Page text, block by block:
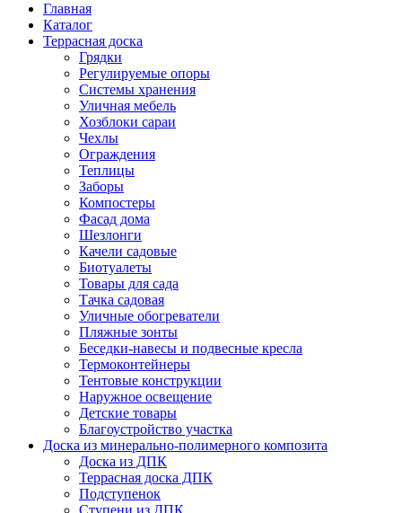
Главная
Каталог
Террасная доска
Грядки
Регулируемые опоры
Системы хранения
Уличная мебель
Хозблоки сараи
Чехлы
Ограждения
Теплицы
Заборы
Компостеры
Фасад дома
Шезлонги
Качели садовые
Биотуалеты
Товары для сада
Тачка садовая
Уличные обогреватели
Пляжные зонты
Беседки-навесы и подвесные кресла
Термоконтейнеры
Тентовые конструкции
Наружное освещение
Детские товары
Благоустройство участка
Доска из минерально-полимерного композита
Доска из ДПК
Террасная доска ДПК
Подступенок
Ступени из ДПК